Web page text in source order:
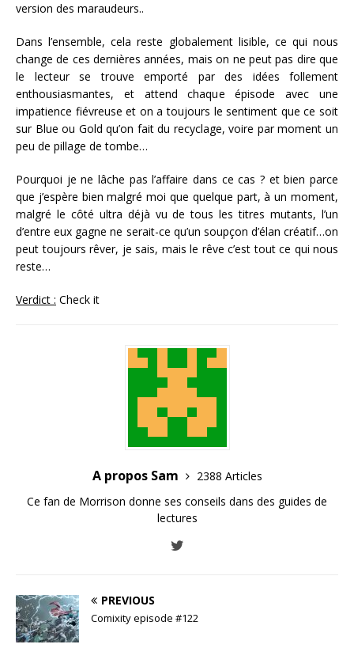
version des maraudeurs..
Dans l’ensemble, cela reste globalement lisible, ce qui nous
change de ces dernières années, mais on ne peut pas dire que
le lecteur se trouve emporté par des idées follement
enthousiasmantes, et attend chaque épisode avec une
impatience fiévreuse et on a toujours le sentiment que ce soit
sur Blue ou Gold qu’on fait du recyclage, voire par moment un
peu de pillage de tombe…
Pourquoi je ne lâche pas l’affaire dans ce cas ? et bien parce
que j’espère bien malgré moi que quelque part, à un moment,
malgré le côté ultra déjà vu de tous les titres mutants, l’un
d’entre eux gagne ne serait-ce qu’un soupçon d’élan créatif…on
peut toujours rêver, je sais, mais le rêve c’est tout ce qui nous
reste…
Verdict : Check it
A propos Sam
2388 Articles
Ce fan de Morrison donne ses conseils dans des guides de
lectures
PREVIOUS
Comixity episode #122